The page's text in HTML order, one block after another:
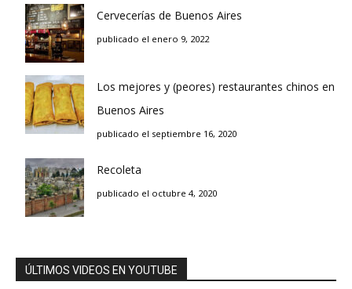
Cervecerías de Buenos Aires
publicado el enero 9, 2022
Los mejores y (peores) restaurantes chinos en
Buenos Aires
publicado el septiembre 16, 2020
Recoleta
publicado el octubre 4, 2020
ÚLTIMOS VIDEOS EN YOUTUBE